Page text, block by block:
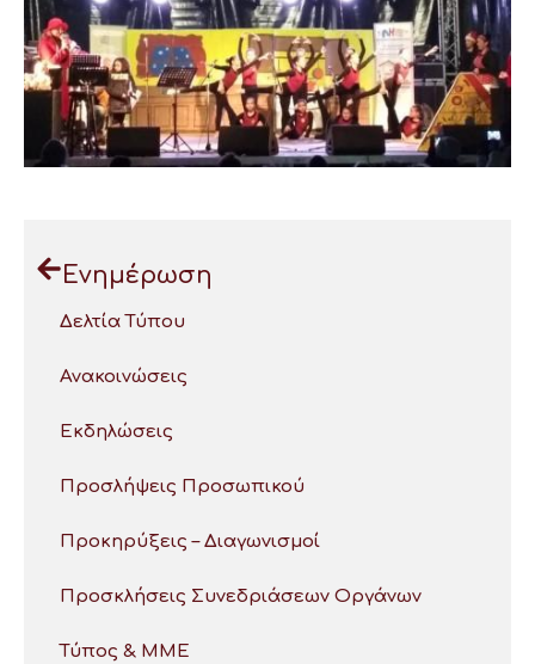
Ενημέρωση
Δελτία Τύπου
Ανακοινώσεις
Εκδηλώσεις
Προσλήψεις Προσωπικού
Προκηρύξεις – Διαγωνισμοί
Προσκλήσεις Συνεδριάσεων Οργάνων
Τύπος & ΜΜΕ